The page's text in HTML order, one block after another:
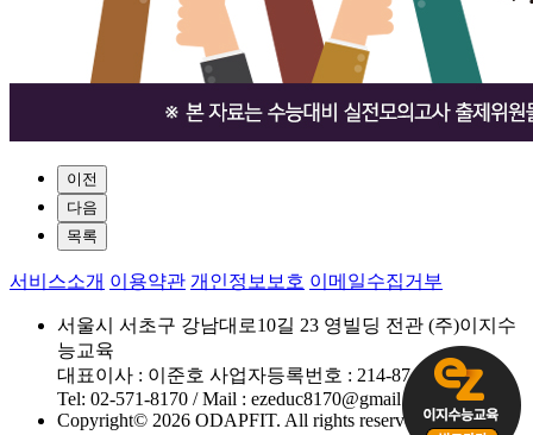
이전
다음
목록
서비스소개 이용약관 개인정보보호 이메일수집거부
서울시 서초구 강남대로10길 23 영빌딩 전관 (주)이지수
능교육
대표이사 : 이준호 사업자등록번호 : 214-87-58927
Tel: 02-571-8170 / Mail : ezeduc8170@gmail.com
Copyright© 2026 ODAPFIT. All rights reserved.